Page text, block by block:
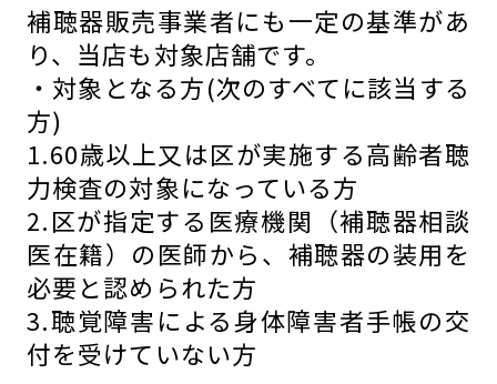
補聴器販売事業者にも一定の基準があ
り、当店も対象店舗です。
・対象となる方(次のすべてに該当する
方)
1.60歳以上又は区が実施する高齢者聴
力検査の対象になっている方
2.区が指定する医療機関（補聴器相談
医在籍）の医師から、補聴器の装用を
必要と認められた方
3.聴覚障害による身体障害者手帳の交
付を受けていない方